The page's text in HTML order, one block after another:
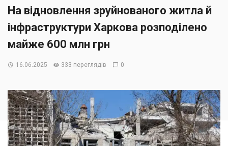
На відновлення зруйнованого житла й
інфраструктури Харкова розподілено
майже 600 млн грн
16.06.2025 333 переглядів 0